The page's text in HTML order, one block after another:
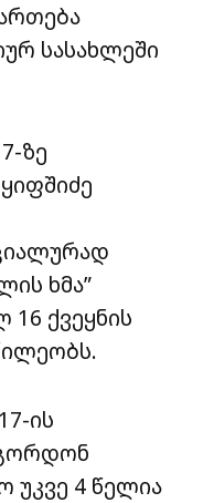
სასახლეში
ზე
ხმა”
ქვეყნის
ის
უკვე 4 წელია